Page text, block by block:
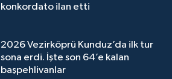
konkordato ilan etti
2026 Vezirköprü Kunduz’da ilk tur
sona erdi. İşte son 64’e kalan
başpehlivanlar